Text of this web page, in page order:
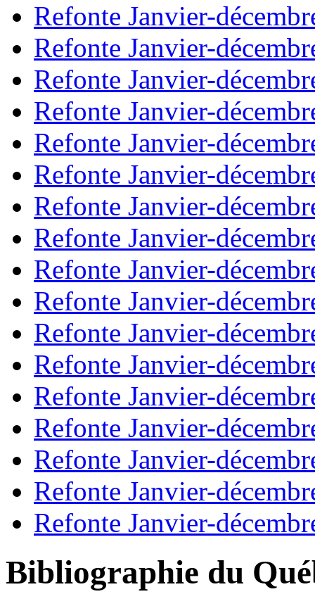
Refonte Janvier-
Refonte Janvier-
Refonte Janvier-
Refonte Janvier-
Refonte Janvier-
Refonte Janvier-
Refonte Janvier-
Refonte Janvier-
Refonte Janvier-
Refonte Janvier-
Refonte Janvier-
Refonte Janvier-
Refonte Janvier-
Refonte Janvier-
Refonte Janvier-
Refonte Janvier-
Refonte Janvier-
Bibliographie du